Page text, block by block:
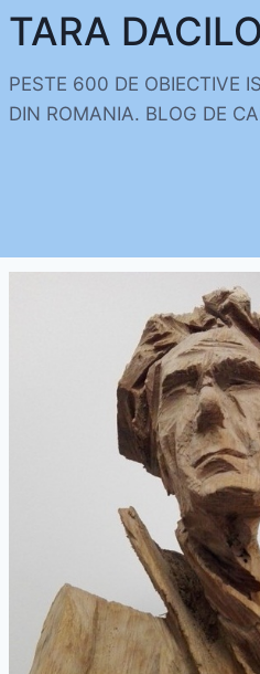
Skip
content
TARA
PESTE 600 DE OBIECTIVE
DIN ROMANIA. BLOG DE